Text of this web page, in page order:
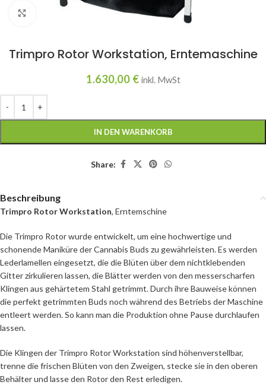
Trimpro Rotor Workstation, Erntemaschine
1.630,00 € inkl. MwSt
IN DEN WARENKORB
Share:
Beschreibung
Trimpro Rotor Workstation, Erntemschine
Die Trimpro Rotor wurde entwickelt, um eine hochwertige und
schonende Maniküre der Cannabis Buds zu gewährleisten. Es werden
Lederlamellen eingesetzt, die die Blüten über dem nichtklebenden
Gitter zirkulieren lassen, die Blätter werden von den messerscharfen
Klingen aus gehärtetem Stahl getrimmt. Durch ihre Bauweise können
die perfekt getrimmten Buds noch während des Betriebs der Maschine
entleert werden. So kann man die Produktion ohne Pause durchlaufen
lassen.
Die Klingen der Trimpro Rotor Workstation sind höhenverstellbar,
trenne die frischen Blüten von den Zweigen, stecke sie in den oberen
Behälter und lasse den Rotor den Rest erledigen.